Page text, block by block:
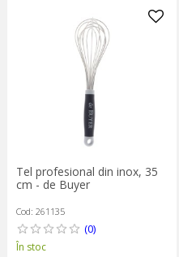
Tel profesional din inox, 35
cm - de Buyer
Cod: 261135
(0)
În stoc